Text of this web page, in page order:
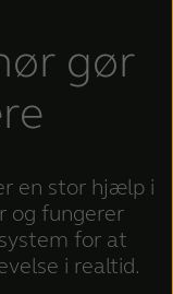
gør
en stor hjælp i
og fungerer
for at
i realtid.